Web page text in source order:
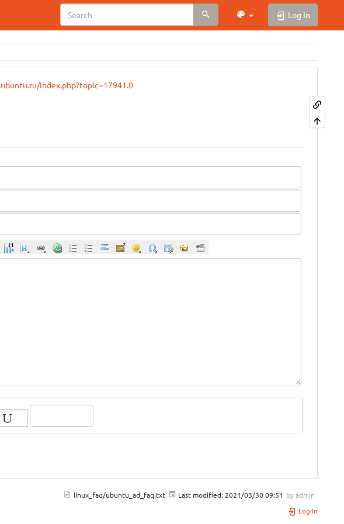
Log In
index.php?topic=17941.0
linux_faq/ubuntu_ad_faq.txt Last modified: 2021/03/30 09:51 byadmin
Log In